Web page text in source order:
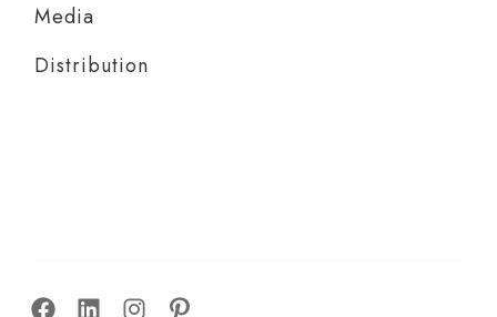
Media
Distribution